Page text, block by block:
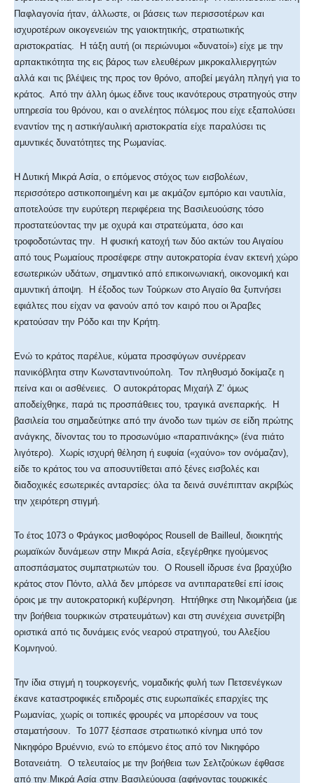
Παφλαγονία ήταν, άλλωστε, οι βάσεις των περισσοτέρων και
ισχυροτέρων οικογενειών της γαιοκτητικής, στρατιωτικής
αριστοκρατίας. Η τάξη αυτή (οι περιώνυμοι «δυνατοί») είχε με την
αρπακτικότητα της εις βάρος των ελευθέρων μικροκαλλιεργητών
αλλά και τις βλέψεις της προς τον θρόνο, αποβεί μεγάλη πληγή για το
κράτος. Από την άλλη όμως έδινε τους ικανότερους στρατηγούς στην
υπηρεσία του θρόνου, και ο ανελέητος πόλεμος που είχε εξαπολύσει
εναντίον της η αστική/αυλική αριστοκρατία είχε παραλύσει τις
αμυντικές δυνατότητες της Ρωμανίας.
Η Δυτική Μικρά Ασία, ο επόμενος στόχος των εισβολέων,
περισσότερο αστικοποιημένη και με ακμάζον εμπόριο και ναυτιλία,
αποτελούσε την ευρύτερη περιφέρεια της Βασιλευούσης τόσο
προστατεύοντας την με οχυρά και στρατεύματα, όσο και
τροφοδοτώντας την. Η φυσική κατοχή των δύο ακτών του Αιγαίου
από τους Ρωμαίους προσέφερε στην αυτοκρατορία έναν εκτενή χώρο
εσωτερικών υδάτων, σημαντικό από επικοινωνιακή, οικονομική και
αμυντική άποψη. Η έξοδος των Τούρκων στο Αιγαίο θα ξυπνήσει
εφιάλτες που είχαν να φανούν από τον καιρό που οι Άραβες
κρατούσαν την Ρόδο και την Κρήτη.
Ενώ το κράτος παρέλυε, κύματα προσφύγων συνέρρεαν
πανικόβλητα στην Κωνσταντινούπολη. Τον πληθυσμό δοκίμαζε η
πείνα και οι ασθένειες. Ο αυτοκράτορας Μιχαήλ Ζ’ όμως
αποδείχθηκε, παρά τις προσπάθειες του, τραγικά ανεπαρκής. Η
βασιλεία του σημαδεύτηκε από την άνοδο των τιμών σε είδη πρώτης
ανάγκης, δίνοντας του το προσωνύμιο «παραπινάκης» (ένα πιάτο
λιγότερο). Χωρίς ισχυρή θέληση ή ευφυία («χαύνο» τον ονόμαζαν),
είδε το κράτος του να αποσυντίθεται από ξένες εισβολές και
διαδοχικές εσωτερικές ανταρσίες: όλα τα δεινά συνέπιπταν ακριβώς
την χειρότερη στιγμή.
Το έτος 1073 ο Φράγκος μισθοφόρος Rousell de Bailleul, διοικητής
ρωμαϊκών δυνάμεων στην Μικρά Ασία, εξεγέρθηκε ηγούμενος
αποσπάσματος συμπατριωτών του. Ο Rousell ίδρυσε ένα βραχύβιο
κράτος στον Πόντο, αλλά δεν μπόρεσε να αντιπαρατεθεί επί ίσοις
όροις με την αυτοκρατορική κυβέρνηση. Ηττήθηκε στη Νικομήδεια (με
την βοήθεια τουρκικών στρατευμάτων) και στη συνέχεια συνετρίβη
οριστικά από τις δυνάμεις ενός νεαρού στρατηγού, του Αλεξίου
Κομνηνού.
Την ίδια στιγμή η τουρκογενής, νομαδικής φυλή των Πετσενέγκων
έκανε καταστροφικές επιδρομές στις ευρωπαϊκές επαρχίες της
Ρωμανίας, χωρίς οι τοπικές φρουρές να μπορέσουν να τους
σταματήσουν. Το 1077 ξέσπασε στρατιωτικό κίνημα υπό τον
Νικηφόρο Βρυέννιο, ενώ το επόμενο έτος από τον Νικηφόρο
Βοτανειάτη. Ο τελευταίος με την βοήθεια των Σελτζούκων έφθασε
από την Μικρά Ασία στην Βασιλεύουσα (αφήνοντας τουρκικές